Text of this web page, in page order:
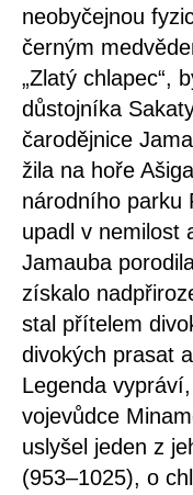
neobyčejnou
černým
„Zlatý chlapec“,
důstojníka
čarodějnice
žila na hoře
národního parku
upadl v nemilost
Jamauba
získalo
stal přítelem
divokých prasat
Legenda
vojevůdce
uslyšel jeden z
(953–1025), o